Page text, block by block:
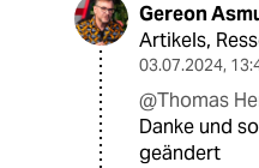
Gereon
Artikels,
03.07.2024,
@Thomas
Danke und
geändert